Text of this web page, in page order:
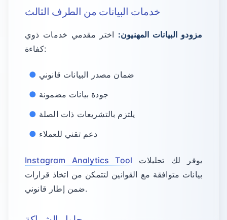
خدمات البيانات من الطرف الثالث
مزودو البيانات المهنيون: اختر مقدمي خدمات ذوي
كفاءة:
ضمان مصدر البيانات قانوني
جودة بيانات مضمونة
يلتزم بالتشريعات ذات الصلة
دعم تقني للعملاء
Instagram Analytics Tool
بيانات متوافقة مع القوانين لتتمكن من اتخاذ قرارات
ضمن إطار قانوني.